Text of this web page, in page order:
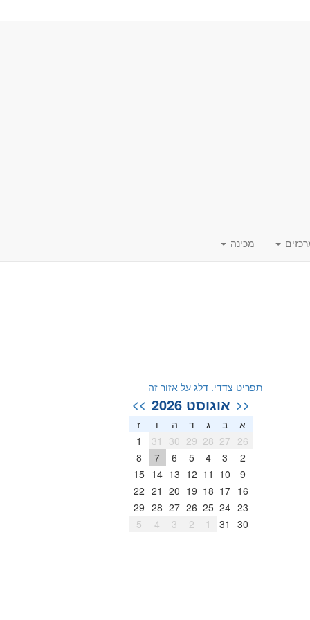
מכינה
תפריט צדדי. דלג על אזור זה
<< אוגוסט 2026 >>
א ב ג ד ה ו
ז
26
27
28
29
30
31
1
2
3
4
5
6
7
8
9
10
11
12
13
14
15
16
17
18
19
20
21
22
23
24
25
26
27
28
29
30
31
1
2
3
4
5